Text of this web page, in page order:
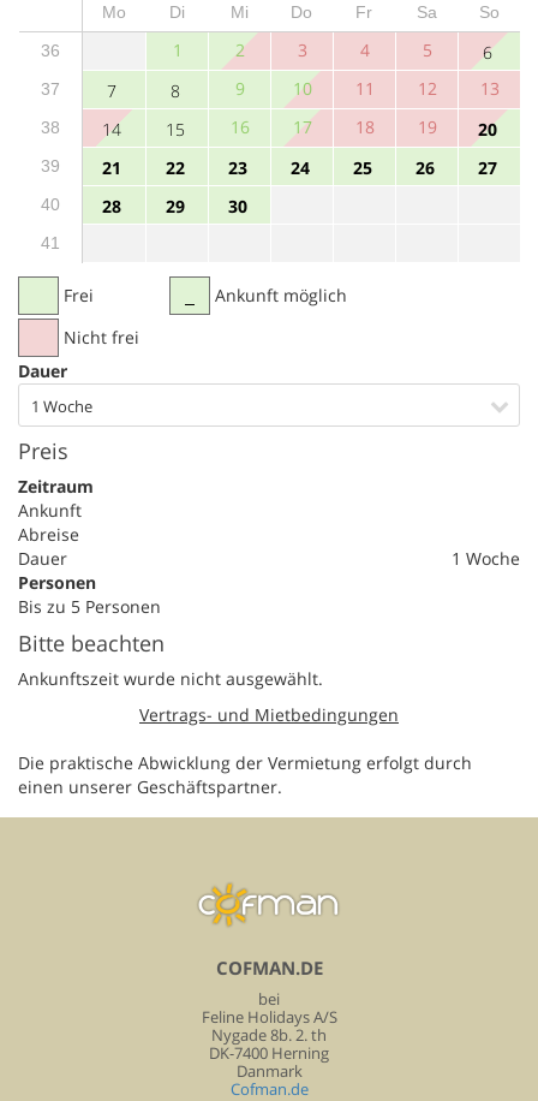
Mo Di Mi Do Fr Sa
So
36
1 2 3 4 5 6
37 7 8 9 10 11 12 13
38 14 15 16 17 18 19 20
39 21 22 23 24 25 26 27
40 28 29 30
41
Frei
Nicht frei
Ankunft möglich
Dauer
1 Woche
Preis
Zeitraum
Ankunft
Abreise
Dauer
1 Woche
Personen
Bis zu 5 Personen
Bitte beachten
Ankunftszeit wurde nicht ausgewählt.
Vertrags- und Mietbedingungen
Die praktische Abwicklung der Vermietung erfolgt durch
einen unserer Geschäftspartner.
COFMAN.DE
bei
Feline Holidays A/S
Nygade 8b. 2. th
DK-7400 Herning
Danmark
Cofman.de